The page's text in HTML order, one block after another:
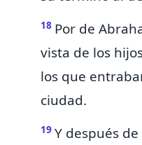
18 Por de
vista de los
los que
ciudad.
19 Y después